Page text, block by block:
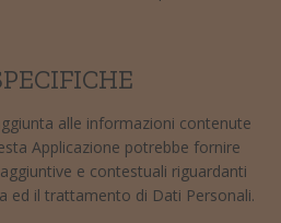
alle informazioni contenute
Applicazione potrebbe fornire
e contestuali riguardanti
ed il trattamento di Dati Personali.